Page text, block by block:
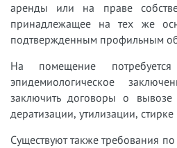
аренды или на праве
принадлежащее на тех же
подтвержденным профильным
На помещение потребуется
эпидемиологическое
заключить договоры о
дератизации, утилизации, стирке
Существуют также требования